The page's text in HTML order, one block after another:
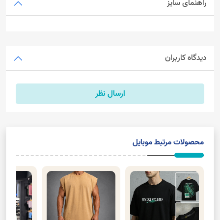
راهنمای سایز
دیدگاه کاربران
ارسال نظر
محصولات مرتبط موبایل